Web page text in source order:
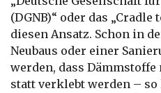
(DGNB)“ oder das
diesen Ansatz. Schon in
Neubaus oder einer
werden, dass
statt verklebt werden –